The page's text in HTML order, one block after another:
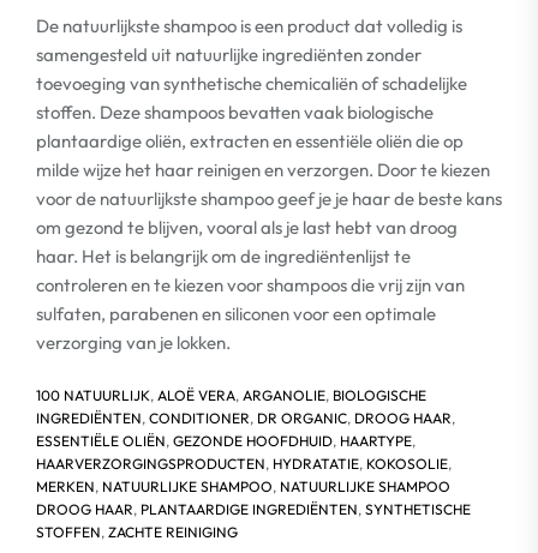
De natuurlijkste shampoo is een product dat volledig is
samengesteld uit natuurlijke ingrediënten zonder
toevoeging van synthetische chemicaliën of schadelijke
stoffen. Deze shampoos bevatten vaak biologische
plantaardige oliën, extracten en essentiële oliën die op
milde wijze het haar reinigen en verzorgen. Door te kiezen
voor de natuurlijkste shampoo geef je je haar de beste kans
om gezond te blijven, vooral als je last hebt van droog
haar. Het is belangrijk om de ingrediëntenlijst te
controleren en te kiezen voor shampoos die vrij zijn van
sulfaten, parabenen en siliconen voor een optimale
verzorging van je lokken.
100 NATUURLIJK, ALOË VERA, ARGANOLIE, BIOLOGISCHE
INGREDIËNTEN, CONDITIONER, DR ORGANIC, DROOG HAAR,
ESSENTIËLE OLIËN, GEZONDE HOOFDHUID, HAARTYPE,
HAARVERZORGINGSPRODUCTEN, HYDRATATIE, KOKOSOLIE,
MERKEN, NATUURLIJKE SHAMPOO, NATUURLIJKE SHAMPOO
DROOG HAAR, PLANTAARDIGE INGREDIËNTEN, SYNTHETISCHE
STOFFEN, ZACHTE REINIGING